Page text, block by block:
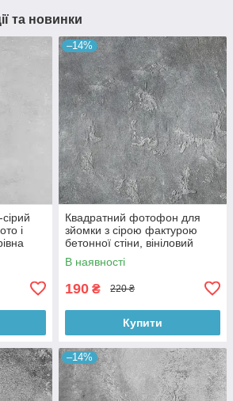
та новинки
і
–14%
Квадратний фотофон для
зйомки з сірою фактурою
бетонної стіни, вініловий
60x60 см , №550152
В наявності
190 ₴ 220 ₴
Купити
–14%